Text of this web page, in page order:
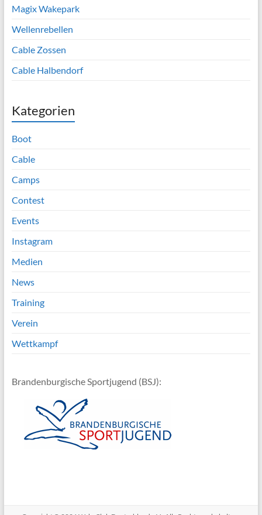
Magix Wakepark
Wellenrebellen
Cable Zossen
Cable Halbendorf
Kategorien
Boot
Cable
Camps
Contest
Events
Instagram
Medien
News
Training
Verein
Wettkampf
Brandenburgische Sportjugend (BSJ):